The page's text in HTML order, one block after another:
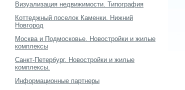
Визуализация недвижимости. Типография
Коттеджный поселок Каменки. Нижний
Новгород
Москва и Подмосковье. Новостройки и жилые
комплексы
Санкт-Петербург. Новостройки и жилые
комплексы.
Информационные партнеры